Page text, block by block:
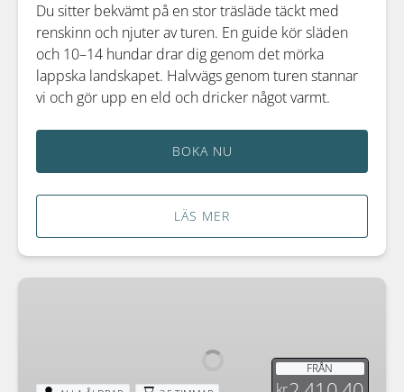
Du sitter bekvämt på en stor träsläde täckt med
renskinn och njuter av turen. En guide kör släden
och 10–14 hundar drar dig genom det mörka
lappska landskapet. Halvvägs genom turen stannar
vi och gör upp en eld och dricker något varmt.
BOKA NU
LÄS MER
Höstens
FRÅN